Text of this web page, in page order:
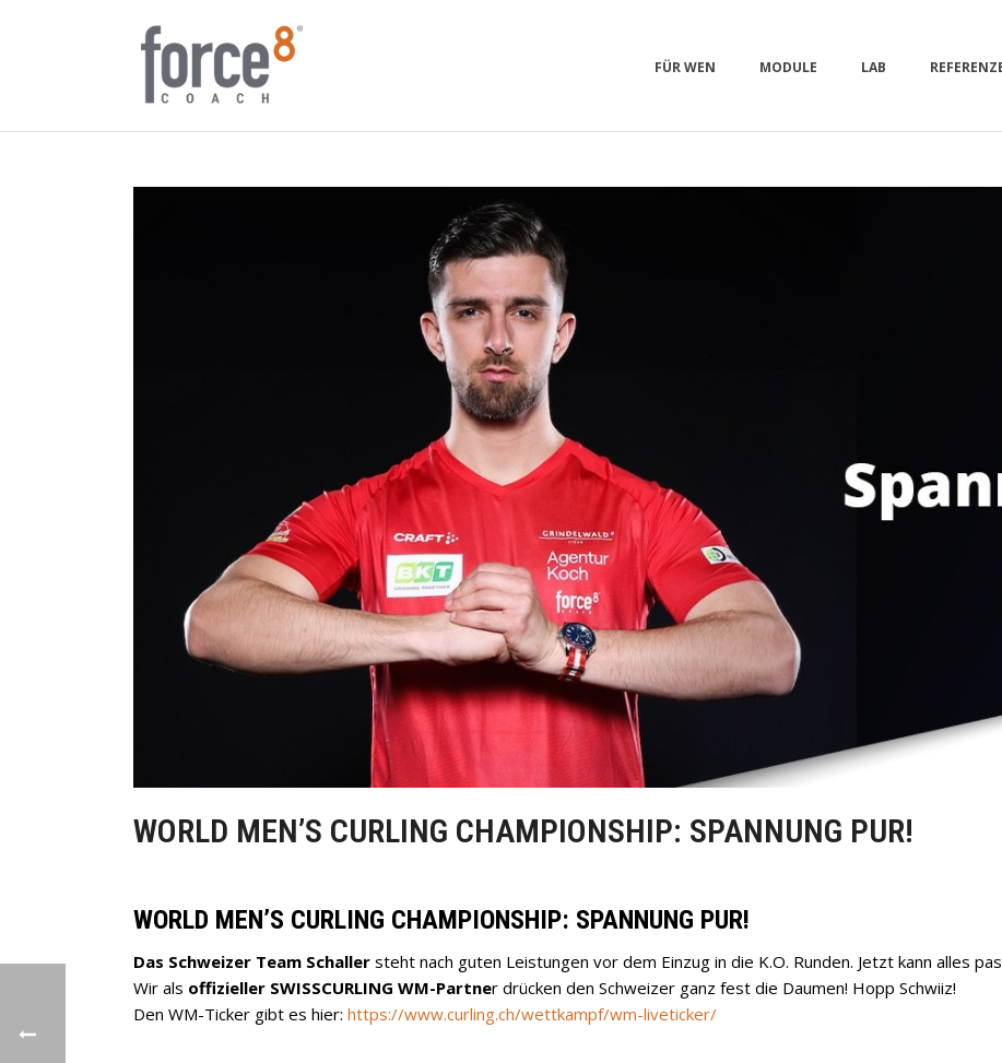
FÜR WEN MODULE LAB
WORLD MEN’S CURLING CHAMPIONSHIP: SPANNUNG PUR!
WORLD MEN’S CURLING CHAMPIONSHIP: SPANNUNG PUR!
Das Schweizer Team Schaller steht nach guten Leistungen vor dem Einzug in die K.O. Runden. Jetzt kann alles
Wir als offizieller SWISSCURLING WM-Partner drücken den Schweizer ganz fest die Daumen! Hopp Schwiiz!
Den WM-Ticker gibt es hier: https://www.curling.ch/wettkampf/wm-liveticker/